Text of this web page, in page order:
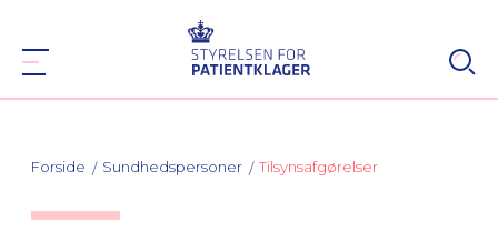
Forside Sundhedspersoner Tilsynsafgørelser